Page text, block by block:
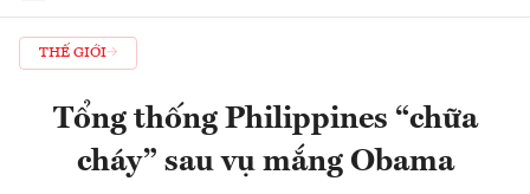
THẾ GIỚI
Tổng thống Philippines “chữa
cháy” sau vụ mắng Obama